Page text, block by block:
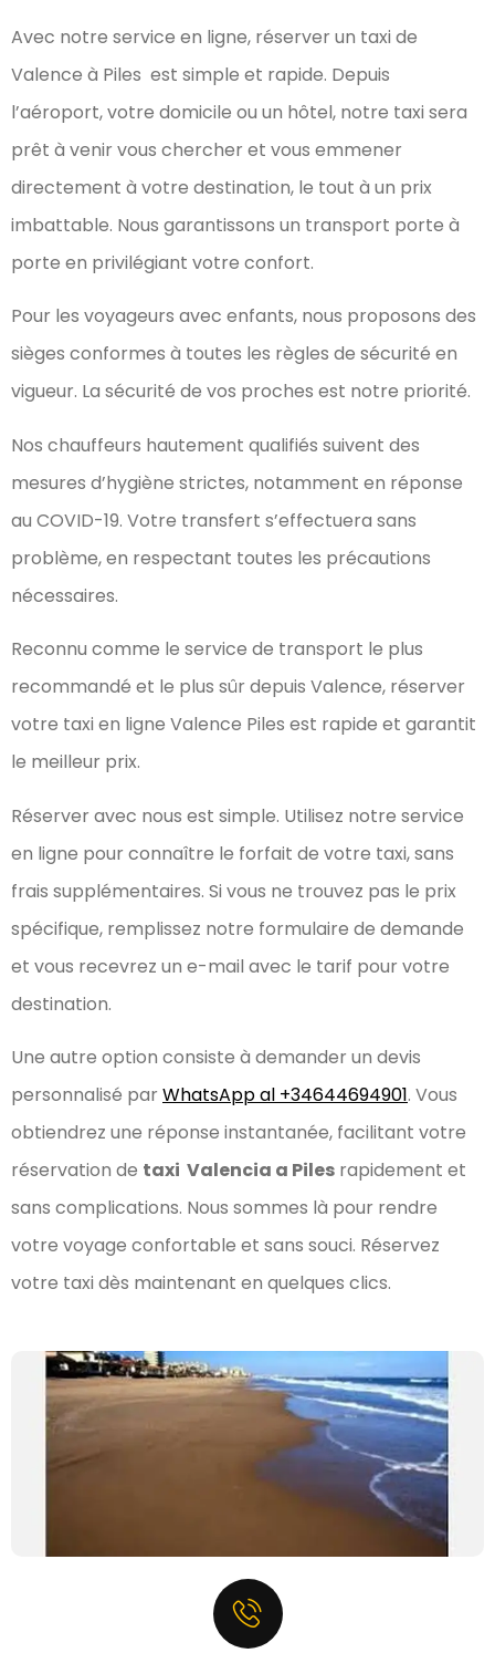
Avec notre service en ligne, réserver un taxi de
Valence à Piles est simple et rapide. Depuis
l’aéroport, votre domicile ou un hôtel, notre taxi sera
prêt à venir vous chercher et vous emmener
directement à votre destination, le tout à un prix
imbattable. Nous garantissons un transport porte à
porte en privilégiant votre confort.
Pour les voyageurs avec enfants, nous proposons des
sièges conformes à toutes les règles de sécurité en
vigueur. La sécurité de vos proches est notre priorité.
Nos chauffeurs hautement qualifiés suivent des
mesures d’hygiène strictes, notamment en réponse
au COVID-19. Votre transfert s’effectuera sans
problème, en respectant toutes les précautions
nécessaires.
Reconnu comme le service de transport le plus
recommandé et le plus sûr depuis Valence, réserver
votre taxi en ligne Valence Piles est rapide et garantit
le meilleur prix.
Réserver avec nous est simple. Utilisez notre service
en ligne pour connaître le forfait de votre taxi, sans
frais supplémentaires. Si vous ne trouvez pas le prix
spécifique, remplissez notre formulaire de demande
et vous recevrez un e-mail avec le tarif pour votre
destination.
Une autre option consiste à demander un devis
personnalisé parWhatsApp al +34644694901. Vous
obtiendrez une réponse instantanée, facilitant votre
réservation de taxi Valencia a Piles rapidement et
sans complications. Nous sommes là pour rendre
votre voyage confortable et sans souci. Réservez
votre taxi dès maintenant en quelques clics.